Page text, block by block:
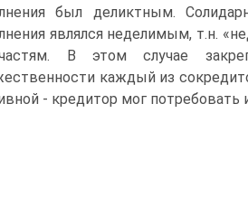
был деликтным.
являлся неделимым, т.н.
В этом случае
каждый из
- кредитор мог